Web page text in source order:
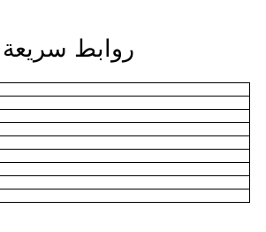
روابط سريعة